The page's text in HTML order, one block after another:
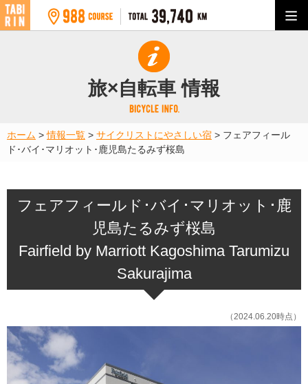
旅×自転車 情報
ホーム >情報一覧 > サイクリストにやさしい宿 > フェアフィール
ド･バイ･マリオット･鹿児島たるみず桜島
フェアフィールド･バイ･マリオット･鹿
児島たるみず桜島
Fairfield by Marriott Kagoshima Tarumizu
Sakurajima
（2024.06.20時点）